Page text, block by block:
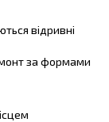
відривні
за формами